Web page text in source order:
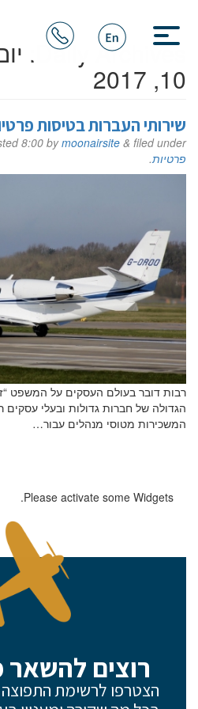
Daily Archives:
10, 2017
שירותי העברות בטיסות
8:00 bymoonairsite & filed under
פרטיות.
רבות דובר בעולם העסקים על המשפט
הגדולה של חברות גדולות ובעלי
המשכירות מטוסי מנהלים עבור…
Please activate some Widgets.
רוצים להשאר
הצטרפו לרשימת